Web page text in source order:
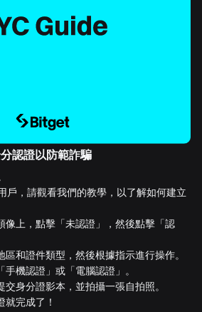
認證以防範詐騙
戶，請觀看我們的教學，以了解如何建立
像上，點擊「未認證」，然後點擊「認
和證件類型，然後根據指示進行操作。
機認證」或「電腦認證」。
身分證影本，並拍攝一張自拍照。
就完成了！